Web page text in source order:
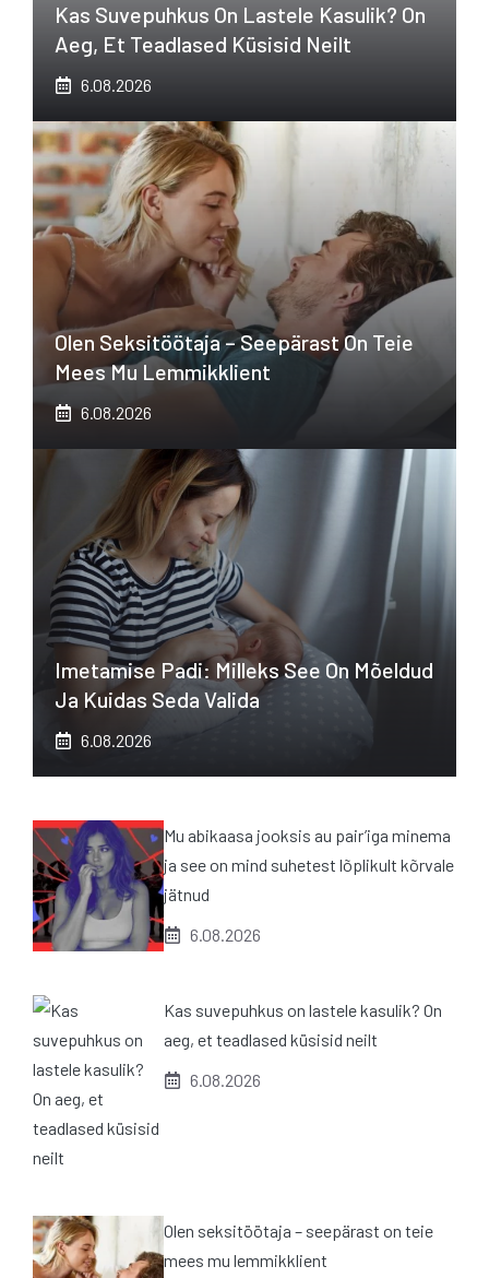
Kas Suvepuhkus On Lastele Kasulik? On
Aeg, Et Teadlased Küsisid Neilt
6.08.2026
Olen Seksitöötaja – Seepärast On Teie
Mees Mu Lemmikklient
6.08.2026
Imetamise Padi: Milleks See On Mõeldud
Ja Kuidas Seda Valida
6.08.2026
Mu abikaasa jooksis au pair’iga minema
ja see on mind suhetest lõplikult kõrvale
jätnud
6.08.2026
Kas suvepuhkus on lastele kasulik? On
aeg, et teadlased küsisid neilt
6.08.2026
Olen seksitöötaja – seepärast on teie
mees mu lemmikklient